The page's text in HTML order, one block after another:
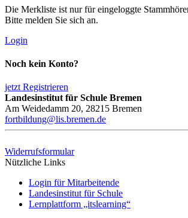
Die Merkliste ist nur für eingeloggte
Bitte melden Sie sich an.
Login
Noch kein Konto?
jetzt Registrieren
Landesinstitut für Schule Bremen
Am Weidedamm 20, 28215 Bremen
fortbildung@lis.bremen.de
Widerrufsformular
Nützliche Links
Login für Mitarbeitende
Landesinstitut für Schule
Lernplattform „itslearning“